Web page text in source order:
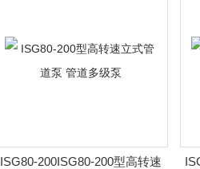
ISG80-200ISG80-200型高转速